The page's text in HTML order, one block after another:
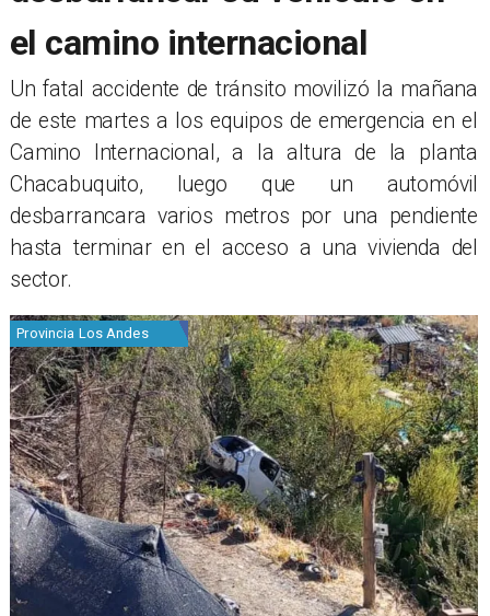
el camino internacional
​Un fatal accidente de tránsito movilizó la mañana
de este martes a los equipos de emergencia en el
Camino Internacional, a la altura de la planta
Chacabuquito, luego que un automóvil
desbarrancara varios metros por una pendiente
hasta terminar en el acceso a una vivienda del
sector.
Provincia Los Andes